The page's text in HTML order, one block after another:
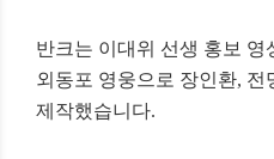
반크는 이대위 선생 홍보 영
외동포 영웅으로 장인환,
제작했습니다.